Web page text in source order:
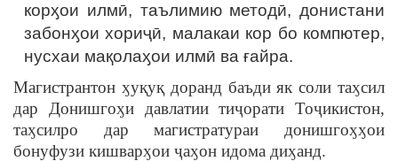
корӽои илмӣ, таълимию методӣ, донистани
забонӽои хориҷӣ, малакаи кор бо компютер,
нусхаи мақолаӽои илмӣ ва ғайра.
Магистрантон ӽуқуқ доранд баъди як соли таӽсил
дар Донишгоӽи давлатии тиҷорати Тоҷикистон,
таӽсилро дар магистратураи донишгоӽӽои
бонуфузи кишварӽои ҷаӽон идома диӽанд.